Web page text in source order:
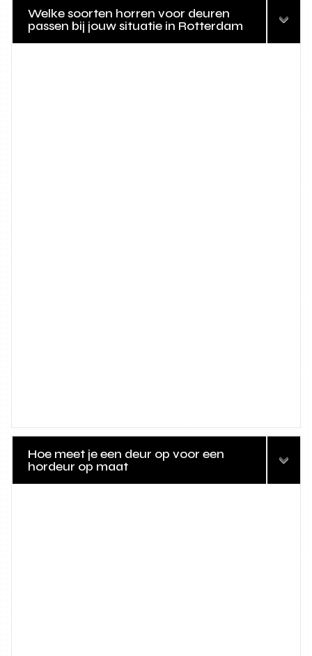
Welke soorten horren voor deuren
passen bij jouw situatie in Rotterdam
Hoe meet je een deur op voor een
hordeur op maat